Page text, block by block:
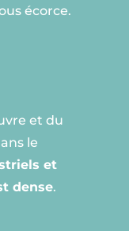
écorce.
et du
le
et
dense.